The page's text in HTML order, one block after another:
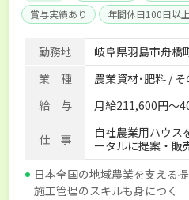
賞与実績あり
年間休日100日以上
産休･育休取得実績あり
社会保
勤務地
岐阜県羽島市舟橋
業 種
農業資材･肥料 /
給 与
月給211,600円～
仕 事
自社農業用ハウス
ータルに提案・販
日本全国の地域農業を支える
施工管理のスキルも身につく